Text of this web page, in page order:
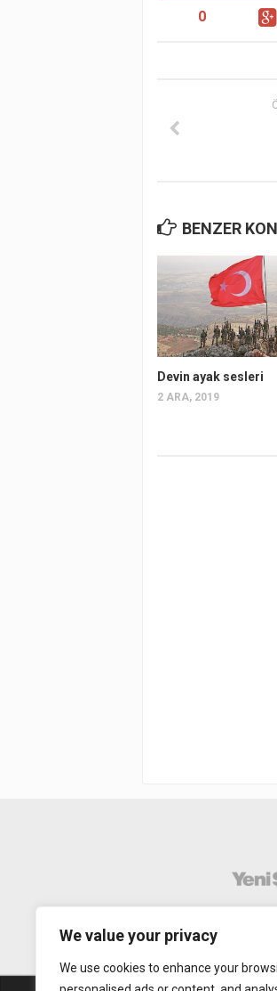
We value your privacy
We use cookies to enhance your
0
BENZER
Devin ayak sesleri
2 ARA, 2019